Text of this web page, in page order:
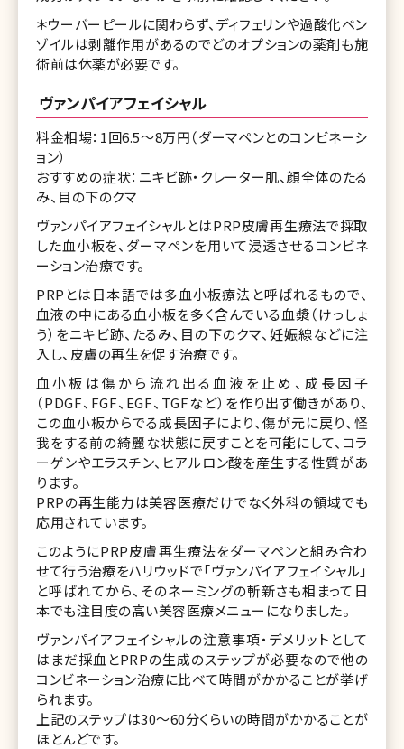
＊ウーバーピールに関わらず、ディフェリンや過酸化ベン
ゾイルは剥離作用があるのでどのオプションの薬剤も施
術前は休薬が必要です。
ヴァンパイアフェイシャル
料金相場：1回6.5～8万円（ダーマペンとのコンビネーシ
ョン）
おすすめの症状：ニキビ跡・クレーター肌、顔全体のたる
み、目の下のクマ
ヴァンパイアフェイシャルとはPRP皮膚再生療法で採取
した血小板を、ダーマペンを用いて浸透させるコンビネ
ーション治療です。
PRPとは日本語では多血小板療法と呼ばれるもので、
血液の中にある血小板を多く含んでいる血漿（けっしょ
う）をニキビ跡、たるみ、目の下のクマ、妊娠線などに注
入し、皮膚の再生を促す治療です。
血小板は傷から流れ出る血液を止め、成長因子
（PDGF、FGF、EGF、TGFなど）を作り出す働きがあり、
この血小板からでる成長因子により、傷が元に戻り、怪
我をする前の綺麗な状態に戻すことを可能にして、コラ
ーゲンやエラスチン、ヒアルロン酸を産生する性質があ
ります。
PRPの再生能力は美容医療だけでなく外科の領域でも
応用されています。
このようにPRP皮膚再生療法をダーマペンと組み合わ
せて行う治療をハリウッドで「ヴァンパイアフェイシャル」
と呼ばれてから、そのネーミングの斬新さも相まって日
本でも注目度の高い美容医療メニューになりました。
ヴァンパイアフェイシャルの注意事項・デメリットとして
はまだ採血とPRPの生成のステップが必要なので他の
コンビネーション治療に比べて時間がかかることが挙げ
られます。
上記のステップは30〜60分くらいの時間がかかることが
ほとんどです。